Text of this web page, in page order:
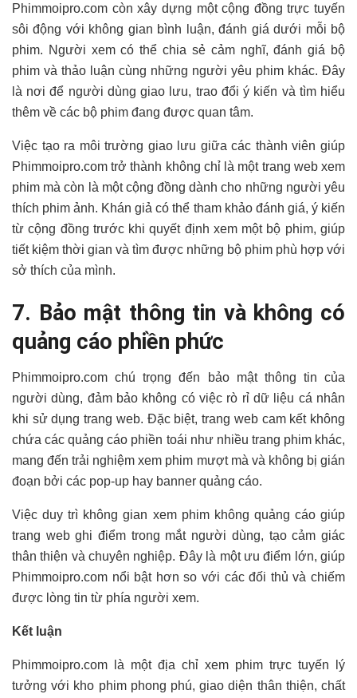
Phimmoipro.com còn xây dựng một cộng đồng trực tuyến
sôi động với không gian bình luận, đánh giá dưới mỗi bộ
phim. Người xem có thể chia sẻ cảm nghĩ, đánh giá bộ
phim và thảo luận cùng những người yêu phim khác. Đây
là nơi để người dùng giao lưu, trao đổi ý kiến và tìm hiểu
thêm về các bộ phim đang được quan tâm.
Việc tạo ra môi trường giao lưu giữa các thành viên giúp
Phimmoipro.com trở thành không chỉ là một trang web xem
phim mà còn là một cộng đồng dành cho những người yêu
thích phim ảnh. Khán giả có thể tham khảo đánh giá, ý kiến
từ cộng đồng trước khi quyết định xem một bộ phim, giúp
tiết kiệm thời gian và tìm được những bộ phim phù hợp với
sở thích của mình.
7. Bảo mật thông tin và không có
quảng cáo phiền phức
Phimmoipro.com chú trọng đến bảo mật thông tin của
người dùng, đảm bảo không có việc rò rỉ dữ liệu cá nhân
khi sử dụng trang web. Đặc biệt, trang web cam kết không
chứa các quảng cáo phiền toái như nhiều trang phim khác,
mang đến trải nghiệm xem phim mượt mà và không bị gián
đoạn bởi các pop-up hay banner quảng cáo.
Việc duy trì không gian xem phim không quảng cáo giúp
trang web ghi điểm trong mắt người dùng, tạo cảm giác
thân thiện và chuyên nghiệp. Đây là một ưu điểm lớn, giúp
Phimmoipro.com nổi bật hơn so với các đối thủ và chiếm
được lòng tin từ phía người xem.
Kết luận
Phimmoipro.com là một địa chỉ xem phim trực tuyến lý
tưởng với kho phim phong phú, giao diện thân thiện, chất